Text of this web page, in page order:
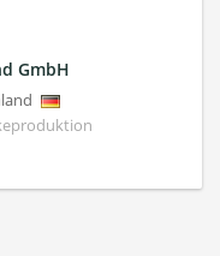
GmbH